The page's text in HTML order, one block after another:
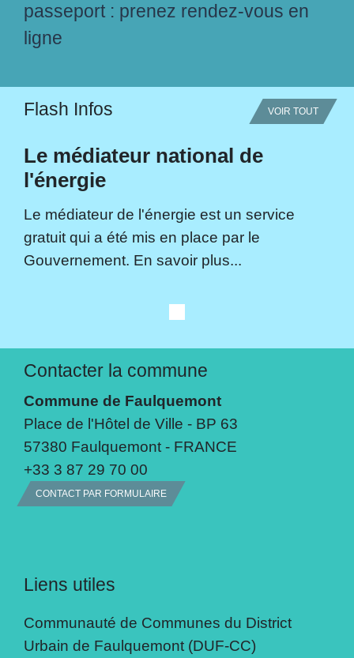
passeport : prenez rendez-vous en
ligne
Flash Infos VOIR TOUT
Le médiateur national de
l'énergie
Le médiateur de l'énergie est un service
gratuit qui a été mis en place par le
Gouvernement. En savoir plus...
Contacter la commune
Commune de Faulquemont
Place de l'Hôtel de Ville - BP 63
57380 Faulquemont - FRANCE
+33 3 87 29 70 00
CONTACT PAR FORMULAIRE
Liens utiles
Communauté de Communes du District
Urbain de Faulquemont (DUF-CC)